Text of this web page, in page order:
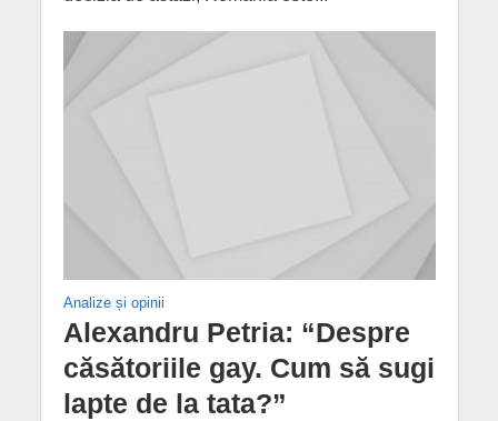
Analize și opinii
Alexandru Petria: “Despre
căsătoriile gay. Cum să sugi
lapte de la tata?”